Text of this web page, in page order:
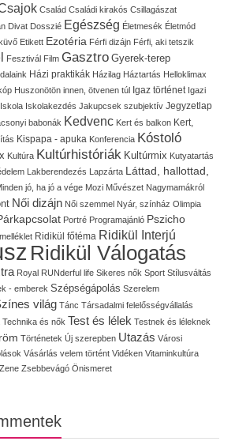
Család Családi kirakós Csillagászat
Divat Dosszié Egészség Életmesék Életmód
Etikett Ezotéria Férfi dizájn Férfi, aki tetszik
Fesztivál Film Gasztro Gyerek-terep
Házi praktikák Házilag Háztartás Helloklimax
Huszonötön innen, ötvenen túl Igaz történet Igazi
Iskola Iskolakezdés Jakupcsek szubjektív Jegyzetlap
babonák Kedvenc Kert és balkon Kert,
Kispapa - apuka Konferencia Kóstoló
Kultúra Kultúrhistóriák Kultúrmix Kutyatartás
Lakberendezés Lapzárta Láttad, hallottad,
jó, ha jó a vége Mozi Művészet Nagymamákról
Női dizájn Női szemmel Nyár, színház Olimpia
Portré Programajánló Pszicho
Ridikül főtéma Ridikül Interjú
Ridikül Válogatás
Royal RUNderful life Sikeres nők Sport Stílusváltás
- emberek Szépségápolás Szerelem
világ Tánc Társadalmi felelősségvállalás
Technika és nők Test és lélek Testnek és léleknek
Történetek Új szerepben Utazás Városi
Vásárlás velem történt Vidéken Vitaminkultúra
Zene Zsebbevágó Önismeret